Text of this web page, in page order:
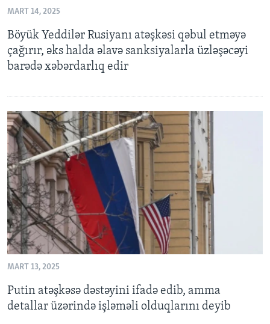
MART 14, 2025
Böyük Yeddilər Rusiyanı atəşkəsi qəbul etməyə
çağırır, əks halda əlavə sanksiyalarla üzləşəcəyi
barədə xəbərdarlıq edir
MART 13, 2025
Putin atəşkəsə dəstəyini ifadə edib, amma
detallar üzərində işləməli olduqlarını deyib